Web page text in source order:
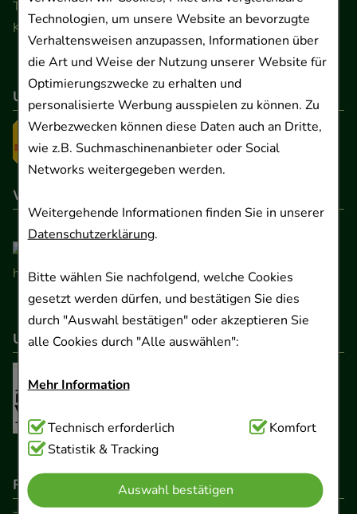
Technologien, um unsere Website an bevorzugte
Verhaltensweisen anzupassen, Informationen über
die Art und Weise der Nutzung unserer Website für
Optimierungszwecke zu erhalten und
personalisierte Werbung ausspielen zu können. Zu
Werbezwecken können diese Daten auch an Dritte,
wie z.B. Suchmaschinenanbieter oder Social
Networks weitergegeben werden.
Weitergehende Informationen finden Sie in unserer
Datenschutzerklärung.
Bitte wählen Sie nachfolgend, welche Cookies
gesetzt werden dürfen, und bestätigen Sie dies
durch "Auswahl bestätigen" oder akzeptieren Sie
alle Cookies durch "Alle auswählen":
Mehr Information
Technisch Notwendig:Hierbei handelt es sich um
Cookies, die für die Grundfunktionen unserer
Website notwendig sind (z.B. Navigation,
Warenkorb, Kundenkonto), weshalb auf diese nicht
Technisch erforderlich
Komfort
Statistik & Tracking
Auswahl bestätigen
Telefon 0511 89 71 80 0 · Fax 0511 89 71 80 11
Kontaktformular
Unser Versanddienstleister
Wir sind hier gelistet
Unser Netzwerk
Rechtliche Pflichtangaben